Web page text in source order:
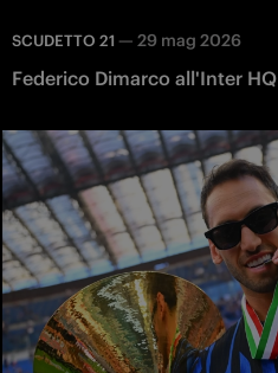
SCUDETTO 21 — 29 mag 2026
Federico Dimarco all'Inter HQ